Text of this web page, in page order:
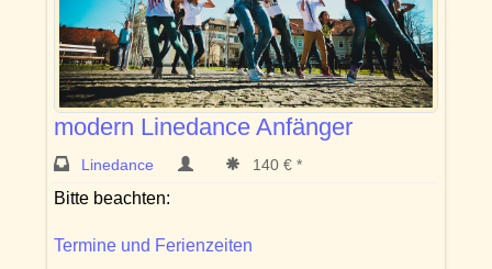
modern Linedance Anfänger
Linedance 140 € *
Bitte beachten:
Termine und Ferienzeiten